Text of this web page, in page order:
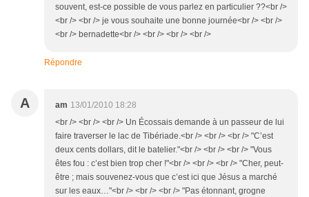
souvent, est-ce possible de vous parlez en particulier ??<br />
<br /> <br /> je vous souhaite une bonne journée<br /> <br />
<br /> bernadette<br /> <br /> <br /> <br />
Répondre
A am 13/01/2010 18:28
<br /> <br /> <br /> Un Écossais demande à un passeur de lui
faire traverser le lac de Tibériade.<br /> <br /> <br /> "C’est
deux cents dollars, dit le batelier."<br /> <br /> <br /> "Vous
êtes fou : c’est bien trop cher !"<br /> <br /> <br /> "Cher, peut-
être ; mais souvenez-vous que c’est ici que Jésus a marché
sur les eaux…"<br /> <br /> <br /> "Pas étonnant, grogne